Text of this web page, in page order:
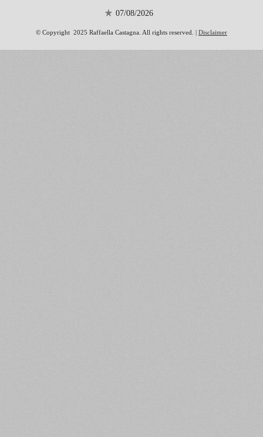
07/08/2026
© Copyright 2025 Raffaella Castagna. All rights reserved. | Disclaimer